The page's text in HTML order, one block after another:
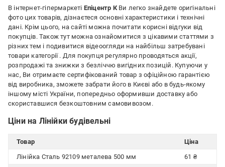
В інтернет-гіпермаркеті Епіцентр КВи легко знайдете оригінальні
фото цих товарів, дізнаєтеся основні характеристики і технічні
дані. Крім цього, на сайті можна почитати корисні відгуки від
покупців. Також тут можна ознайомитися з цікавими статтями з
різних тем і подивитися відеоогляди на найбільш затребувані
товари категорії . Для покупця регулярно проводяться акції,
розпродажі та знижки з безліччю вигідних позицій. Купуючи у
нас, Ви отримаєте сертифікований товар з офіційною гарантією
від виробника, зможете забрати його в Києві або в будь-якому
іншому місті України, попередньо оформивши доставку або
скориставшися безкоштовним самовивозом.
Ціни на Лінійки будівельні
Товар
Ціна
Лінійка Сталь 92109 металева 500 мм
61 ₴